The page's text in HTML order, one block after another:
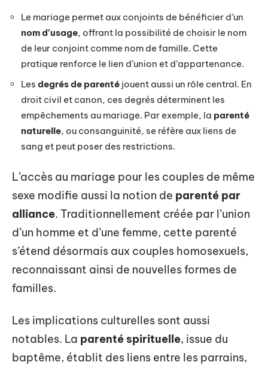
Le mariage permet aux conjoints de bénéficier d’un
nom d’usage, offrant la possibilité de choisir le nom
de leur conjoint comme nom de famille. Cette
pratique renforce le lien d’union et d’appartenance.
Les degrés de parenté jouent aussi un rôle central. En
droit civil et canon, ces degrés déterminent les
empêchements au mariage. Par exemple, la parenté
naturelle, ou consanguinité, se réfère aux liens de
sang et peut poser des restrictions.
L’accès au mariage pour les couples de même
sexe modifie aussi la notion de parenté par
alliance. Traditionnellement créée par l’union
d’un homme et d’une femme, cette parenté
s’étend désormais aux couples homosexuels,
reconnaissant ainsi de nouvelles formes de
familles.
Les implications culturelles sont aussi
notables. La parenté spirituelle, issue du
baptême, établit des liens entre les parrains,